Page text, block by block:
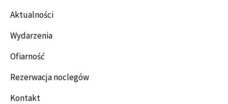
Aktualności
Wydarzenia
Ofiarność
Rezerwacja noclegów
Kontakt